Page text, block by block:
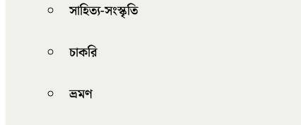
সাহিত্য-সংস্কৃতি
চাকরি
ভ্রমণ